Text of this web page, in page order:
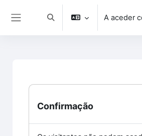
Ir para o conteúdo principal
Alternar a entrada daA aceder
Confirmação